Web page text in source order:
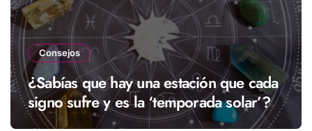
Consejos
¿Sabías que hay una estación que cada
signo sufre y es la ‘temporada solar’?